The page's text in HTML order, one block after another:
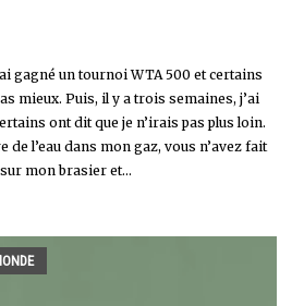
gagné un tournoi WTA 500 et certains
mieux. Puis, il y a trois semaines, j’ai
ont dit que je n’irais pas plus loin.
de l’eau dans mon gaz, vous n’avez fait
mon brasier et...